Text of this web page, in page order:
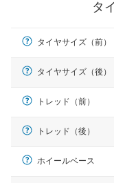
タ
タイヤサイズ（前）
タイヤサイズ（後）
トレッド（前）
トレッド（後）
ホイールベース